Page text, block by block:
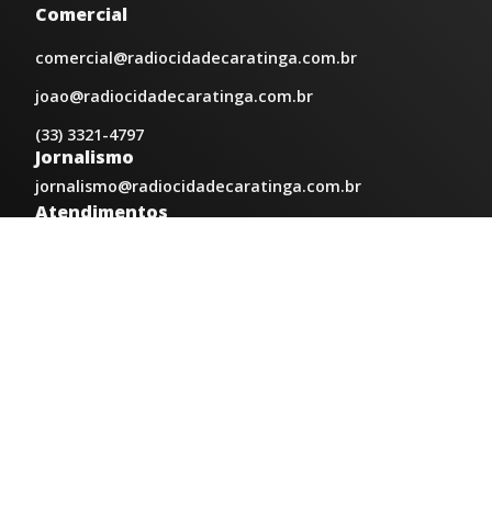
Comercial
comercial@radiocidadecaratinga.com.br
joao@radiocidadecaratinga.com.br
(33) 3321-4797
Jornalismo
jornalismo@radiocidadecaratinga.com.br
Atendimentos